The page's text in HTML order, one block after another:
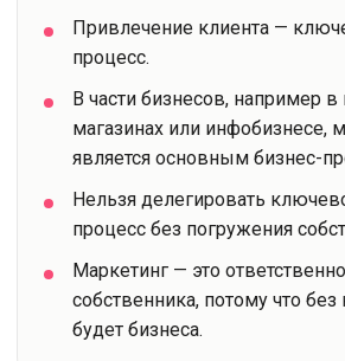
Привлечение клиента —
процесс.
В части бизнесов, например в
магазинах или инфобизнесе,
является основным бизнес-
Нельзя делегировать
процесс без погружения
Маркетинг — это
собственника, потому что
будет бизнеса.